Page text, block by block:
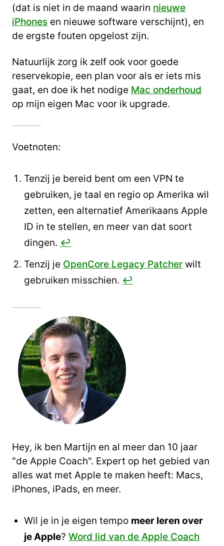
(dat is niet in de maand waarin nieuwe
iPhones en nieuwe software verschijnt), en
de ergste fouten opgelost zijn.
Natuurlijk zorg ik zelf ook voor goede
reservekopie, een plan voor als er iets mis
gaat, en doe ik het nodige Mac onderhoud
op mijn eigen Mac voor ik upgrade.
Voetnoten:
Tenzij je bereid bent om een VPN te
gebruiken, je taal en regio op Amerika wil
zetten, een alternatief Amerikaans Apple
ID in te stellen, en meer van dat soort
dingen. ↩︎
Tenzij je OpenCore Legacy Patcher wilt
gebruiken misschien. ↩︎
Hey, ik ben Martijn en al meer dan 10 jaar
"de Apple Coach". Expert op het gebied van
alles wat met Apple te maken heeft: Macs,
iPhones, iPads, en meer.
Wil je in je eigen tempo meer leren over
je Apple? Word lid van de Apple Coach